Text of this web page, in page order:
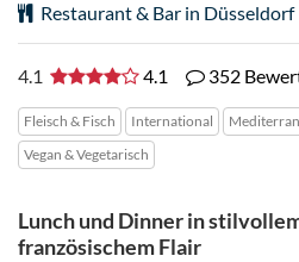
Restaurant & Bar in Düsseldorf
4.1 4.1 352
Fleisch & Fisch International Mediterran
Vegan & Vegetarisch
Lunch und Dinner in
französischem Flair